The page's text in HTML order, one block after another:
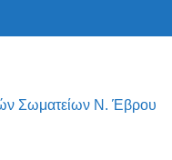
Σωματείων Ν. Έβρου